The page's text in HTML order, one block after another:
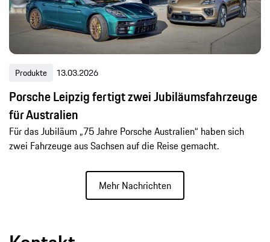
Produkte 13.03.2026
Porsche Leipzig fertigt zwei Jubiläumsfahrzeuge
für Australien
Für das Jubiläum „75 Jahre Porsche Australien“ haben sich
zwei Fahrzeuge aus Sachsen auf die Reise gemacht.
Mehr Nachrichten